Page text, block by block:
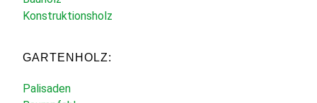
Konstruktionsholz
GARTENHOLZ:
Palisaden